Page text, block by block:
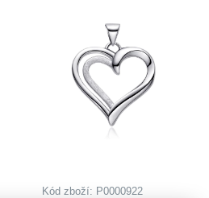
Kód zboží: P0000922